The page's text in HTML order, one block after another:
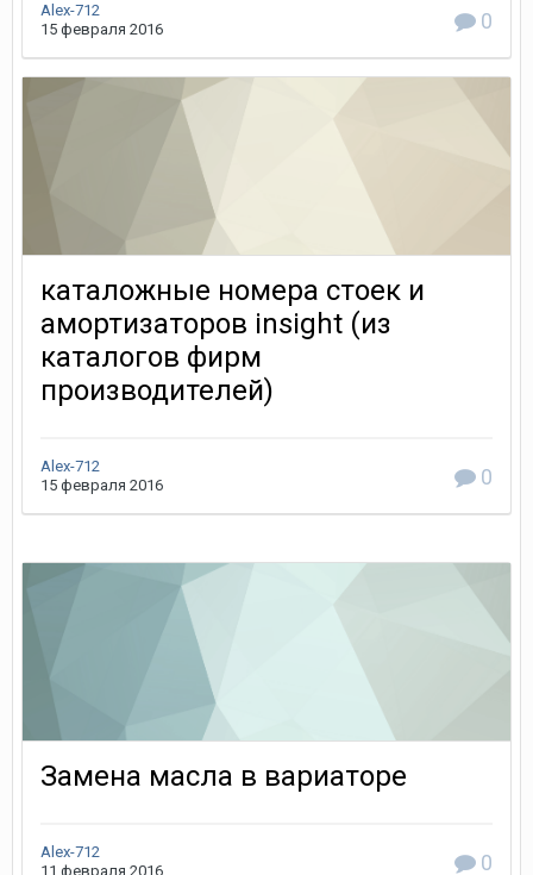
Alex-712
15 февраля 2016
0
каталожные номера стоек и
амортизаторов insight (из
каталогов фирм
производителей)
Alex-712
15 февраля 2016
0
Замена масла в вариаторе
Alex-712
11 февраля 2016
0